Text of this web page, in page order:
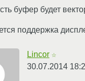
буфер будет
поддержка
Lincor ☆
30.07.2014